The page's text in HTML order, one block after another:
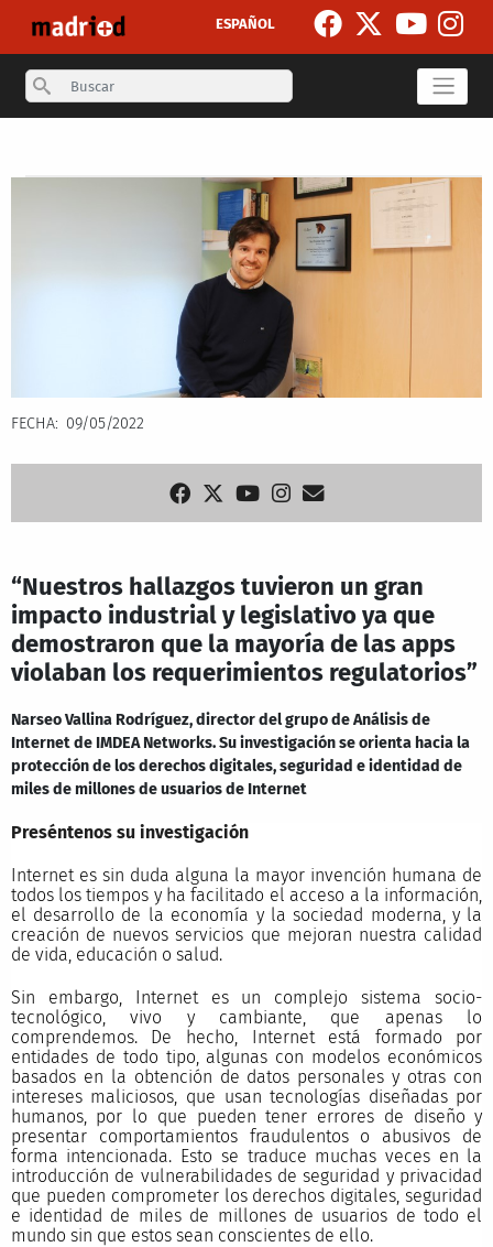
ESPAÑOL
Search
FECHA 09/05/2022
“Nuestros hallazgos tuvieron un gran
impacto industrial y legislativo ya que
demostraron que la mayoría de las apps
violaban los requerimientos regulatorios”
Narseo Vallina Rodríguez, director del grupo de Análisis de
Internet de IMDEA Networks. Su investigación se orienta hacia la
protección de los derechos digitales, seguridad e identidad de
miles de millones de usuarios de Internet
Preséntenos su investigación
Internet es sin duda alguna la mayor invención humana de
todos los tiempos y ha facilitado el acceso a la información,
el desarrollo de la economía y la sociedad moderna, y la
creación de nuevos servicios que mejoran nuestra calidad
de vida, educación o salud.
Sin embargo, Internet es un complejo sistema socio-
tecnológico, vivo y cambiante, que apenas lo
comprendemos. De hecho, Internet está formado por
entidades de todo tipo, algunas con modelos económicos
basados en la obtención de datos personales y otras con
intereses maliciosos, que usan tecnologías diseñadas por
humanos, por lo que pueden tener errores de diseño y
presentar comportamientos fraudulentos o abusivos de
forma intencionada. Esto se traduce muchas veces en la
introducción de vulnerabilidades de seguridad y privacidad
que pueden comprometer los derechos digitales, seguridad
e identidad de miles de millones de usuarios de todo el
mundo sin que estos sean conscientes de ello.